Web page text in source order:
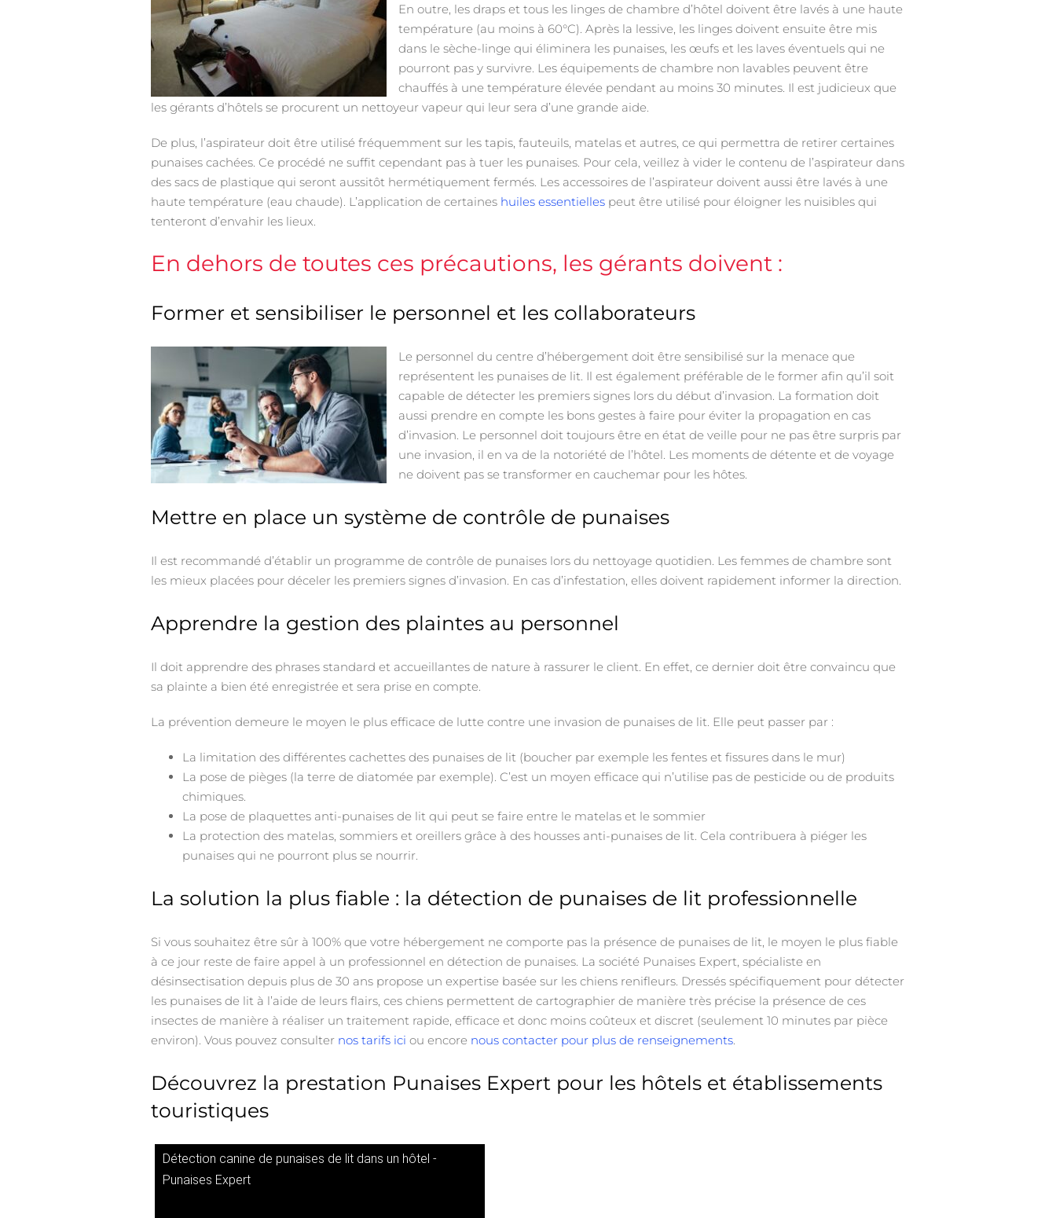
En outre, les draps et tous les linges de chambre d’hôtel doivent être lavés à une haute
température (au moins à 60°C). Après la lessive, les linges doivent ensuite être mis
dans le sèche-linge qui éliminera les punaises, les œufs et les laves éventuels qui ne
pourront pas y survivre. Les équipements de chambre non lavables peuvent être
chauffés à une température élevée pendant au moins 30 minutes. Il est judicieux que
les gérants d’hôtels se procurent un nettoyeur vapeur qui leur sera d’une grande aide.
De plus, l’aspirateur doit être utilisé fréquemment sur les tapis, fauteuils, matelas et autres, ce qui permettra de retirer certaines
punaises cachées. Ce procédé ne suffit cependant pas à tuer les punaises. Pour cela, veillez à vider le contenu de l’aspirateur dans
des sacs de plastique qui seront aussitôt hermétiquement fermés. Les accessoires de l’aspirateur doivent aussi être lavés à une
haute température (eau chaude). L’application de certaines huiles essentielles peut être utilisé pour éloigner les nuisibles qui
tenteront d’envahir les lieux.
En dehors de toutes ces précautions, les gérants doivent :
Former et sensibiliser le personnel et les collaborateurs
Le personnel du centre d’hébergement doit être sensibilisé sur la menace que
représentent les punaises de lit. Il est également préférable de le former afin qu’il soit
capable de détecter les premiers signes lors du début d’invasion. La formation doit
aussi prendre en compte les bons gestes à faire pour éviter la propagation en cas
d’invasion. Le personnel doit toujours être en état de veille pour ne pas être surpris par
une invasion, il en va de la notoriété de l’hôtel. Les moments de détente et de voyage
ne doivent pas se transformer en cauchemar pour les hôtes.
Mettre en place un système de contrôle de punaises
Il est recommandé d’établir un programme de contrôle de punaises lors du nettoyage quotidien. Les femmes de chambre sont
les mieux placées pour déceler les premiers signes d’invasion. En cas d’infestation, elles doivent rapidement informer la direction.
Apprendre la gestion des plaintes au personnel
Il doit apprendre des phrases standard et accueillantes de nature à rassurer le client. En effet, ce dernier doit être convaincu que
sa plainte a bien été enregistrée et sera prise en compte.
La prévention demeure le moyen le plus efficace de lutte contre une invasion de punaises de lit. Elle peut passer par :
La limitation des différentes cachettes des punaises de lit (boucher par exemple les fentes et fissures dans le mur)
La pose de pièges (la terre de diatomée par exemple). C’est un moyen efficace qui n’utilise pas de pesticide ou de produits
chimiques.
La pose de plaquettes anti-punaises de lit qui peut se faire entre le matelas et le sommier
La protection des matelas, sommiers et oreillers grâce à des housses anti-punaises de lit. Cela contribuera à piéger les
punaises qui ne pourront plus se nourrir.
La solution la plus fiable : la détection de punaises de lit professionnelle
Si vous souhaitez être sûr à 100% que votre hébergement ne comporte pas la présence de punaises de lit, le moyen le plus fiable
à ce jour reste de faire appel à un professionnel en détection de punaises. La société Punaises Expert, spécialiste en
désinsectisation depuis plus de 30 ans propose un expertise basée sur les chiens renifleurs. Dressés spécifiquement pour détecter
les punaises de lit à l’aide de leurs flairs, ces chiens permettent de cartographier de manière très précise la présence de ces
insectes de manière à réaliser un traitement rapide, efficace et donc moins coûteux et discret (seulement 10 minutes par pièce
environ). Vous pouvez consulter nos tarifs ici ou encore nous contacter pour plus de renseignements
Découvrez la prestation Punaises Expert pour les hôtels et établissements
touristiques
Détection canine de punaises de lit dans un hôtel -
Punaises Expert